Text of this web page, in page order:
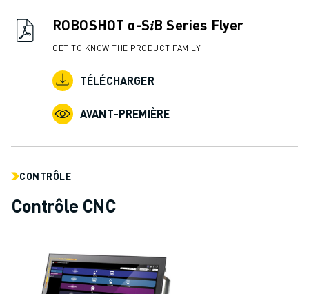
ROBOSHOT α-S𝑖B Series Flyer
GET TO KNOW THE PRODUCT FAMILY
TÉLÉCHARGER
AVANT-PREMIÈRE
CONTRÔLE
Contrôle CNC